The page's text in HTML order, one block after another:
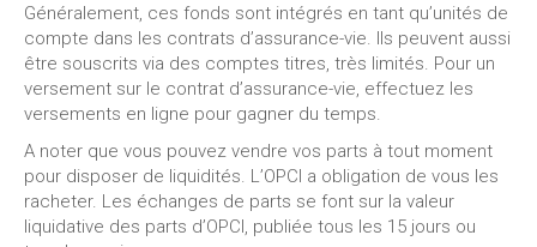
Généralement, ces fonds sont intégrés en tant qu’unités de
compte dans les contrats d’assurance-vie. Ils peuvent aussi
être souscrits via des comptes titres, très limités. Pour un
versement sur le contrat d’assurance-vie, effectuez les
versements en ligne pour gagner du temps.
A noter que vous pouvez vendre vos parts à tout moment
pour disposer de liquidités. L’OPCI a obligation de vous les
racheter. Les échanges de parts se font sur la valeur
liquidative des parts d’OPCI, publiée tous les 15 jours ou